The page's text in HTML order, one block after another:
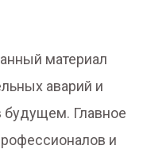
материал
аварий и
Главное
и